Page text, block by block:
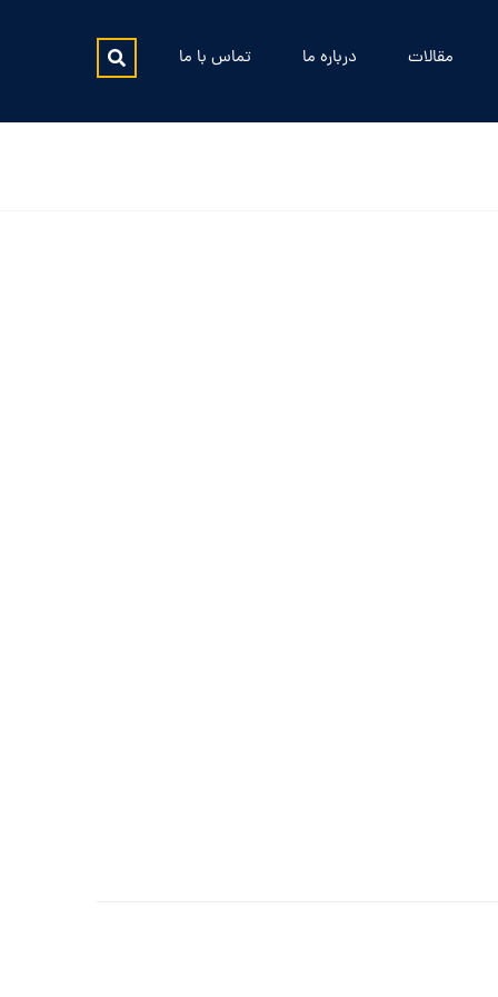
مقالات درباره ما تماس با ما